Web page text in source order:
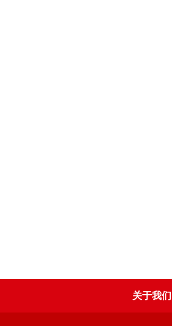
关于我们